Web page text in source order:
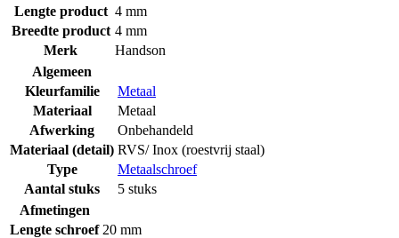
Lengte product 4 mm
Breedte product 4 mm
Merk
Handson
Algemeen
Kleurfamilie
Metaal
Materiaal
Metaal
Afwerking
Onbehandeld
Materiaal (detail) RVS/ Inox (roestvrij staal)
Type
Metaalschroef
Aantal stuks
5 stuks
Afmetingen
Lengte schroef 20 mm